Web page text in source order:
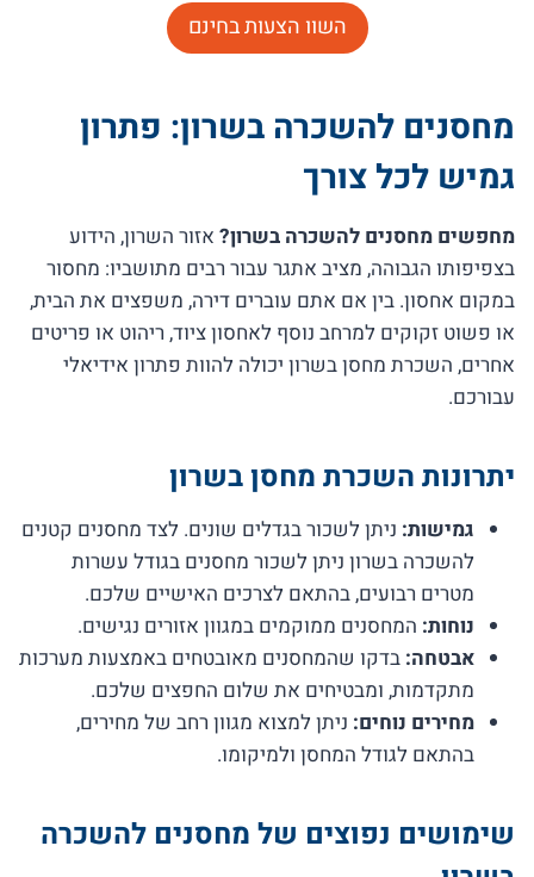
השוו הצעות בחינם
מחסנים להשכרה בשרון: פתרון
גמיש לכל צורך
מחפשים מחסנים להשכרה בשרון? אזור השרון, הידוע
בצפיפותו הגבוהה, מציב אתגר עבור רבים מתושביו: מחסור
במקום אחסון. בין אם אתם עוברים דירה, משפצים את הבית,
או פשוט זקוקים למרחב נוסף לאחסון ציוד, ריהוט או פריטים
אחרים, השכרת מחסן בשרון יכולה להוות פתרון אידיאלי
עבורכם.
יתרונות השכרת מחסן בשרון
גמישות: ניתן לשכור בגדלים שונים. לצד מחסנים קטנים
להשכרה בשרון ניתן לשכור מחסנים בגודל עשרות
מטרים רבועים, בהתאם לצרכים האישיים שלכם.
נוחות: המחסנים ממוקמים במגוון אזורים נגישים.
אבטחה: בדקו שהמחסנים מאובטחים באמצעות מערכות
מתקדמות, ומבטיחים את שלום החפצים שלכם.
מחירים נוחים: ניתן למצוא מגוון רחב של מחירים,
בהתאם לגודל המחסן ולמיקומו.
שימושים נפוצים של מחסנים להשכרה